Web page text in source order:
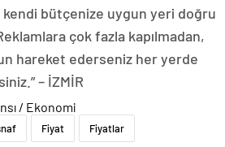
kendi bütçenize uygun yeri doğru
çok fazla kapılmadan,
hareket ederseniz her yerde
– İZMİR
/ Ekonomi
Fiyat Fiyatlar